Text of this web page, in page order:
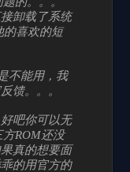
卸载了系统
的喜欢的短
不能用，我
馈。。。
吧你可以无
ROM还没
真的想要面
的用官方的